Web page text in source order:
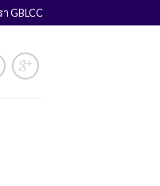
GBLCC